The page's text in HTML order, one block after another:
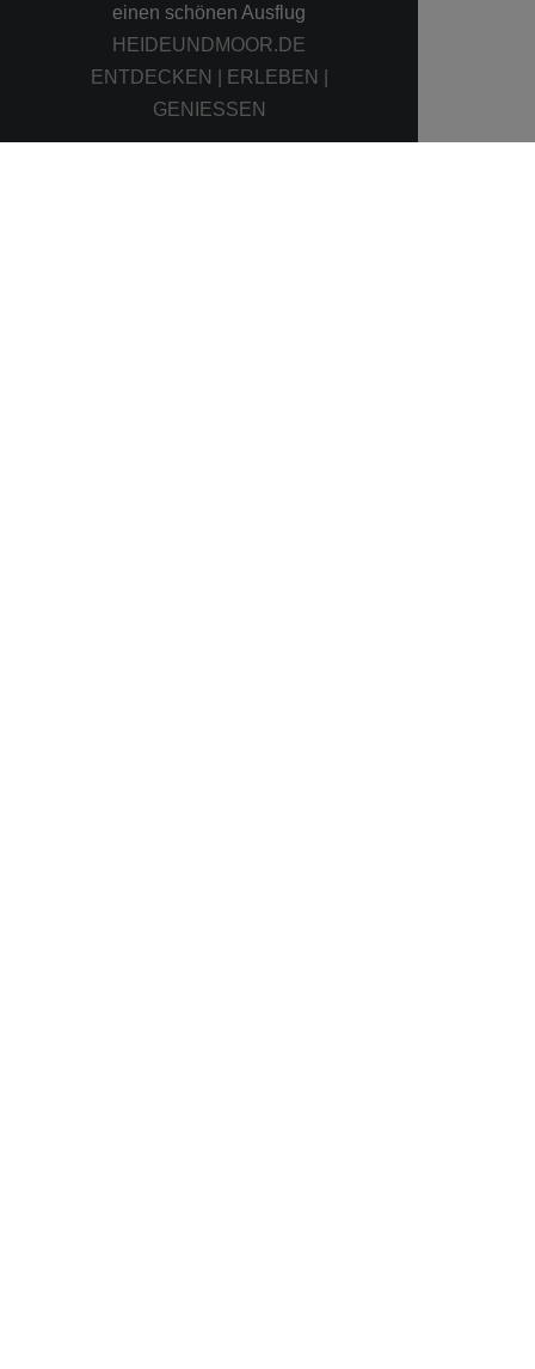
einen schönen Ausflug
HEIDEUNDMOOR.DE
ENTDECKEN | ERLEBEN |
GENIESSEN